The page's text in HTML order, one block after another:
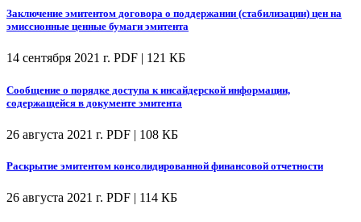
Заключение эмитентом договора о поддержании (стабилизации) цен на
эмиссионные ценные бумаги эмитента
14 сентября 2021 г. PDF | 121 КБ
Сообщение о порядке доступа к инсайдерской информации,
содержащейся в документе эмитента
26 августа 2021 г. PDF | 108 КБ
Раскрытие эмитентом консолидированной финансовой отчетности
26 августа 2021 г. PDF | 114 КБ